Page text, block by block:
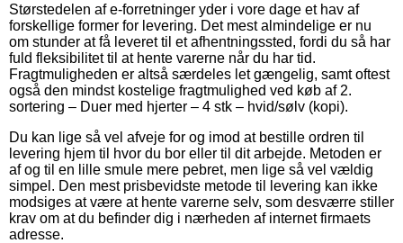
Størstedelen af e-forretninger yder i vore dage et hav af
forskellige former for levering. Det mest almindelige er nu
om stunder at få leveret til et afhentningssted, fordi du så har
fuld fleksibilitet til at hente varerne når du har tid.
Fragtmuligheden er altså særdeles let gængelig, samt oftest
også den mindst kostelige fragtmulighed ved køb af 2.
sortering – Duer med hjerter – 4 stk – hvid/sølv (kopi).
Du kan lige så vel afveje for og imod at bestille ordren til
levering hjem til hvor du bor eller til dit arbejde. Metoden er
af og til en lille smule mere pebret, men lige så vel vældig
simpel. Den mest prisbevidste metode til levering kan ikke
modsiges at være at hente varerne selv, som desværre stiller
krav om at du befinder dig i nærheden af internet firmaets
adresse.